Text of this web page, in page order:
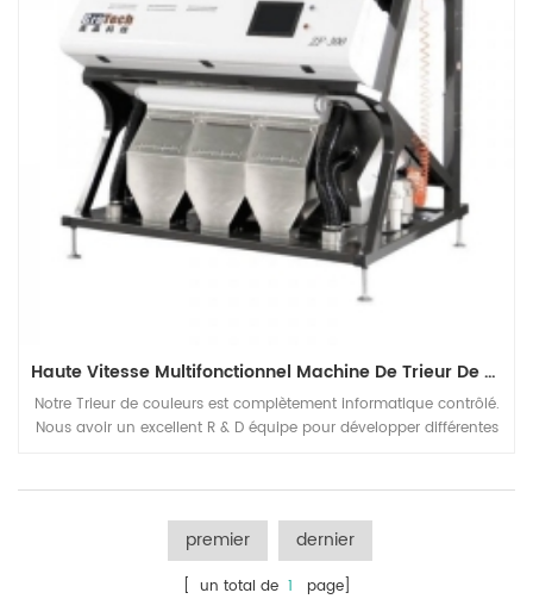
Haute Vitesse Multifonctionnel Machine De Trieur De Couleurs
Notre Trieur de couleurs est complètement informatique contrôlé.
Nous avoir un excellent R & D équipe pour développer différentes
premier dernier
[ un total de 1 page]